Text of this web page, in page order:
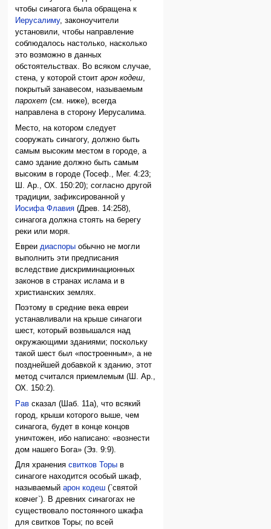
чтобы синагога была обращена к
Иерусалиму, законоучители
установили, чтобы направление
соблюдалось настолько, насколько
это возможно в данных
обстоятельствах. Во всяком случае,
стена, у которой стоитарон кодеш,
покрытый занавесом, называемым
парохет (см. ниже), всегда
направлена в сторону Иерусалима.
Место, на котором следует
сооружать синагогу, должно быть
самым высоким местом в городе, а
само здание должно быть самым
высоким в городе (Тосеф., Мег. 4:23;
Ш. Ар., ОХ. 150:20); согласно другой
традиции, зафиксированной у
Иосифа Флавия (Древ. 14:258),
синагога должна стоять на берегу
реки или моря.
Евреидиаспоры обычно не могли
выполнить эти предписания
вследствие дискриминационных
законов в странах ислама и в
христианских землях.
Поэтому в средние века евреи
устанавливали на крыше синагоги
шест, который возвышался над
окружающими зданиями; поскольку
такой шест был «построенным», а не
позднейшей добавкой к зданию, этот
метод считался приемлемым (Ш. Ар.,
ОХ. 150:2).
Рав сказал (Шаб. 11а), что всякий
город, крыши которого выше, чем
синагога, будет в конце концов
уничтожен, ибо написано: «вознести
дом нашего Бога» (Эз. 9:9).
Для хранениясвитков Торы в
синагоге находится особый шкаф,
называемыйарон кодеш (`святой
ковчег`). В древних синагогах не
существовало постоянного шкафа
для свитков Торы; по всей